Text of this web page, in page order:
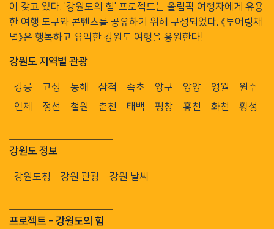
이 갖고 있다. '강원도의 힘' 프로젝트는 올림픽 여행자에게 유용
한 여행 도구와 콘텐츠를 공유하기 위해 구성되었다. 《투어링채
널》은 행복하고 유익한 강원도 여행을 응원한다!
강원도 지역별 관광
강릉 고성 동해 삼척 속초 양구 양양 영월
원주
인제
정선 철원 춘천 태백 평창 홍천 화천 횡성
강원도 정보
강원도청 강원 관광 강원 날씨
프로젝트 - 강원도의 힘